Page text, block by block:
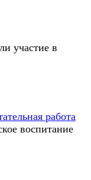
участие в
работа
воспитание